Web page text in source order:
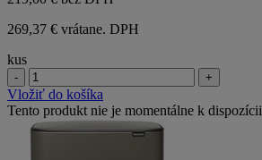
269,37 € vrátane. DPH
kus
- +
Vložiť do košíka
Tento produkt nie je momentálne k dispozícii